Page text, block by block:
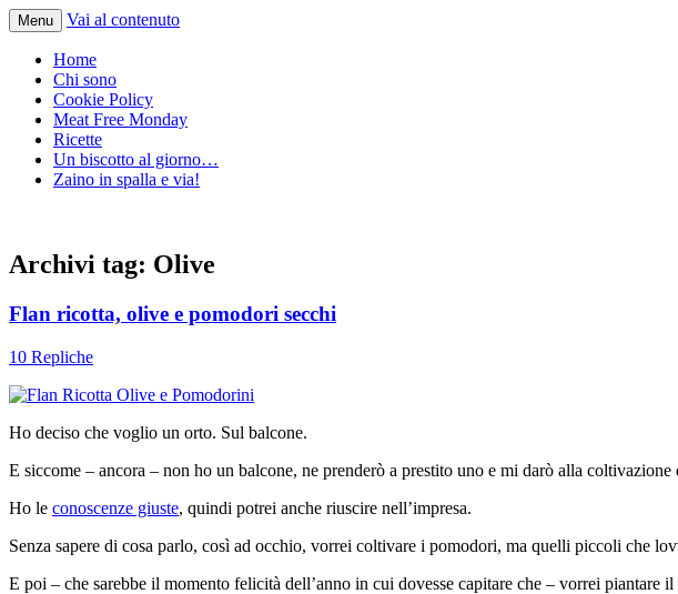
Menu Vai al contenuto
Home
Chi sono
Cookie Policy
Meat Free Monday
Ricette
Un biscotto al giorno…
Zaino in spalla e via!
Archivi tag: Olive
Flan ricotta, olive e pomodori secchi
10 Repliche
Ho deciso che voglio un orto. Sul balcone.
E siccome – ancora – non ho un balcone, ne prenderò a prestito uno e mi darò alla coltivazione
Ho le conoscenze giuste, quindi potrei anche riuscire nell’impresa.
Senza sapere di cosa parlo, così ad occhio, vorrei coltivare i pomodori, ma quelli piccoli che
E poi – che sarebbe il momento felicità dell’anno in cui dovesse capitare che – vorrei piantare il